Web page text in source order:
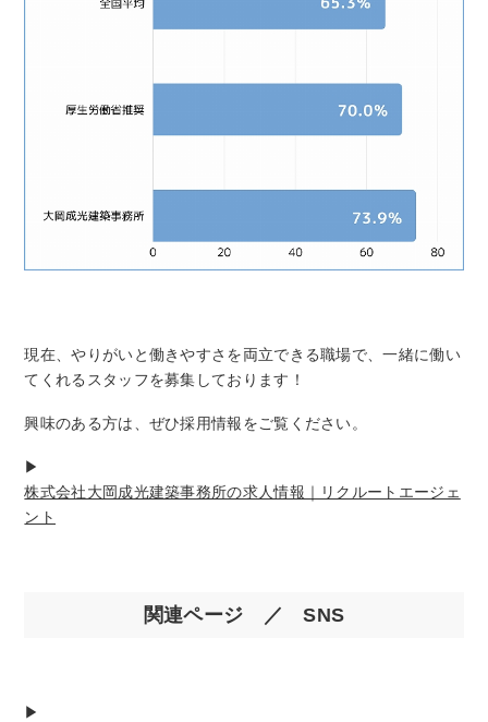
現在、やりがいと働きやすさを両立できる職場で、一緒に働い
てくれるスタッフを募集しております！
興味のある方は、ぜひ採用情報をご覧ください。
▶
株式会社大岡成光建築事務所の求人情報｜リクルートエージェ
ント
関連ページ ／ SNS
▶